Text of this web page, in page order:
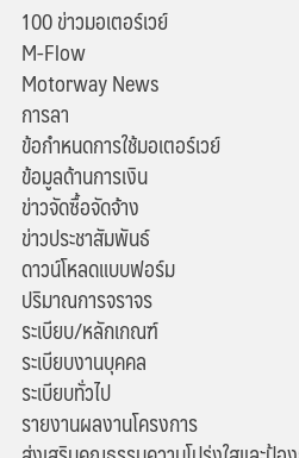
100 ข่าวมอเตอร์เวย์
M-Flow
Motorway News
การลา
ข้อกำหนดการใช้มอเตอร์เวย์
ข้อมูลด้านการเงิน
ข่าวจัดซื้อจัดจ้าง
ข่าวประชาสัมพันธ์
ดาวน์โหลดแบบฟอร์ม
ปริมาณการจราจร
ระเบียบ/หลักเกณฑ์
ระเบียบงานบุคคล
ระเบียบทั่วไป
รายงานผลงานโครงการ